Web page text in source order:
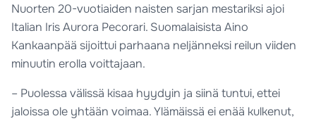
Nuorten 20-vuotiaiden naisten sarjan mestariksi ajoi
Italian Iris Aurora Pecorari. Suomalaisista Aino
Kankaanpää sijoittui parhaana neljänneksi reilun viiden
minuutin erolla voittajaan.
– Puolessa välissä kisaa hyydyin ja siinä tuntui, ettei
jaloissa ole yhtään voimaa. Ylämäissä ei enää kulkenut,